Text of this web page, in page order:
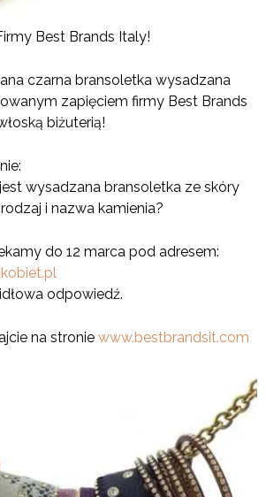
Best Brands Italy!
czarna bransoletka wysadzana
zapięciem firmy Best Brands
biżuterią!
wysadzana bransoletka ze skóry
i nazwa kamienia?
do 12 marca pod adresem:
odpowiedź.
na stronie www.bestbrandsit.com